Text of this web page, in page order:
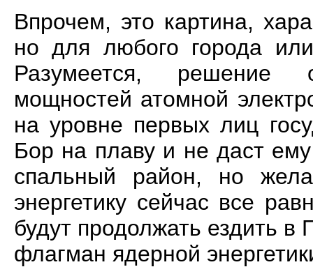
Впрочем, это картина,
но для любого города
Разумеется, решение
мощностей атомной
на уровне первых лиц
Бор на плаву и не даст
спальный район, но
энергетику сейчас все
будут продолжать ездить в
флагман ядерной